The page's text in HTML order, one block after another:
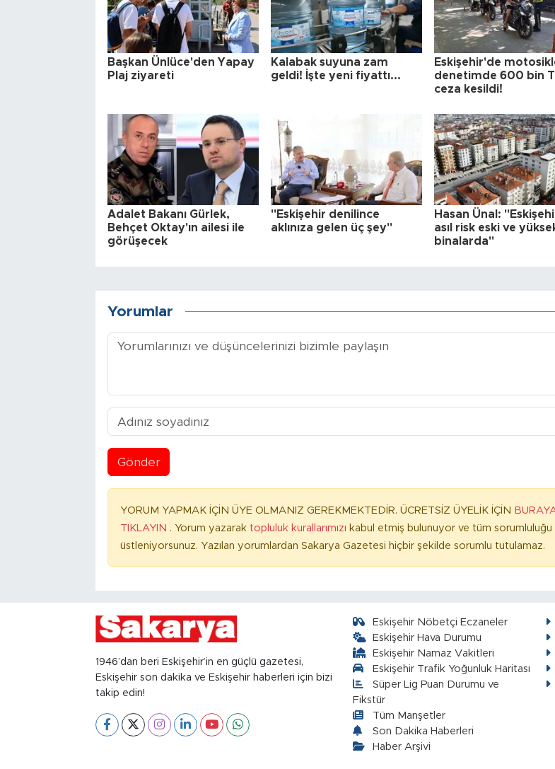
Başkan Ünlüce'den Yapay
Plaj ziyareti
Kalabak suyuna zam
geldi! İşte yeni fiyattı...
Eskişehir'de
denetimde 600 bin
ceza kesildi!
Adalet Bakanı Gürlek,
Behçet Oktay'ın ailesi ile
görüşecek
"Eskişehir denilince
aklınıza gelen üç şey"
Hasan Ünal:
asıl risk eski ve
binalarda"
Yorumlar
Gönder
YORUM YAPMAK İÇİN ÜYE OLMANIZ GEREKMEKTEDİR. ÜCRETSİZ ÜYELİK İÇİN
TIKLAYIN . Yorum yazarak topluluk kurallarımızı kabul etmiş bulunuyor ve tüm sorumluluğu
üstleniyorsunuz. Yazılan yorumlardan Sakarya Gazetesi hiçbir şekilde sorumlu tutulamaz.
1946’dan beri Eskişehir’in en güçlü gazetesi,
Eskişehir son dakika ve Eskişehir haberleri için bizi
takip edin!
Eskişehir Nöbetçi Eczaneler
Eskişehir Hava Durumu
Eskişehir Namaz Vakitleri
Eskişehir Trafik Yoğunluk Haritası
Süper Lig Puan Durumu ve
Fikstür
Tüm Manşetler
Son Dakika Haberleri
Haber Arşivi